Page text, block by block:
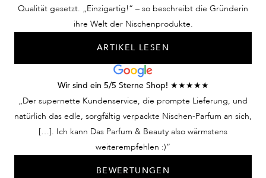
Qualität gesetzt. „Einzigartig!“ – so beschreibt die Gründerin
ihre Welt der Nischenprodukte.
ARTIKEL LESEN
Wir sind ein 5/5 Sterne Shop! ★★★★★
„Der supernette Kundenservice, die prompte Lieferung, und
natürlich das edle, sorgfältig verpackte Nischen-Parfum an sich,
[…]. Ich kann Das Parfum & Beauty also wärmstens
weiterempfehlen :)“
BEWERTUNGEN